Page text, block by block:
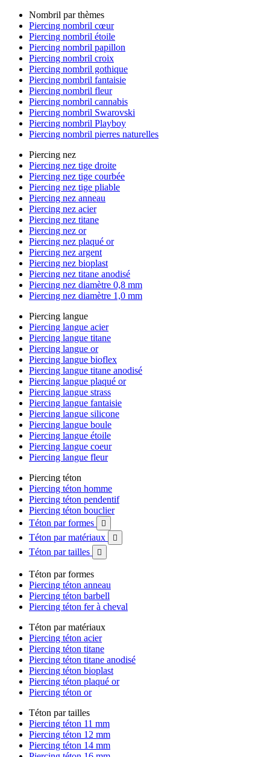
Nombril par thèmes
Piercing nombril cœur
Piercing nombril étoile
Piercing nombril papillon
Piercing nombril croix
Piercing nombril gothique
Piercing nombril fantaisie
Piercing nombril fleur
Piercing nombril cannabis
Piercing nombril Swarovski
Piercing nombril Playboy
Piercing nombril pierres naturelles
Piercing nez
Piercing nez tige droite
Piercing nez tige courbée
Piercing nez tige pliable
Piercing nez anneau
Piercing nez acier
Piercing nez titane
Piercing nez or
Piercing nez plaqué or
Piercing nez argent
Piercing nez bioplast
Piercing nez titane anodisé
Piercing nez diamètre 0,8 mm
Piercing nez diamètre 1,0 mm
Piercing langue
Piercing langue acier
Piercing langue titane
Piercing langue or
Piercing langue bioflex
Piercing langue titane anodisé
Piercing langue plaqué or
Piercing langue strass
Piercing langue fantaisie
Piercing langue silicone
Piercing langue boule
Piercing langue étoile
Piercing langue coeur
Piercing langue fleur
Piercing téton
Piercing téton homme
Piercing téton pendentif
Piercing téton bouclier
Téton par formes

Téton par matériaux 
Téton par tailles 
Téton par formes
Piercing téton anneau
Piercing téton barbell
Piercing téton fer à cheval
Téton par matériaux
Piercing téton acier
Piercing téton titane
Piercing téton titane anodisé
Piercing téton bioplast
Piercing téton plaqué or
Piercing téton or
Téton par tailles
Piercing téton 11 mm
Piercing téton 12 mm
Piercing téton 14 mm